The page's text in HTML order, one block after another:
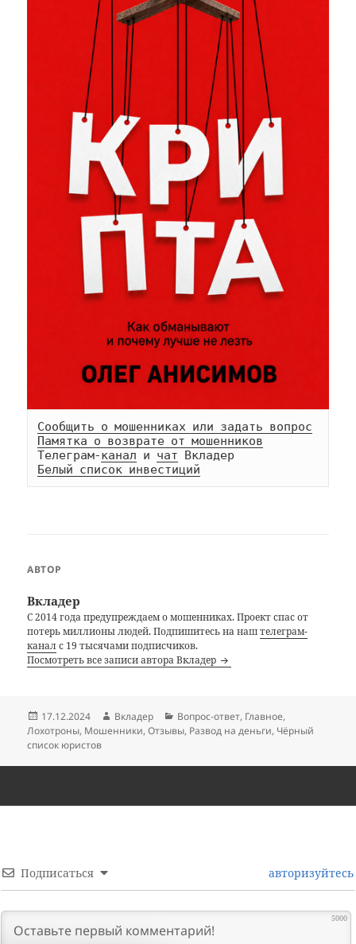
Сообщить о мошенниках или задать вопрос
Памятка о возврате от мошенников
Телеграм-канал и чат
Белый список инвестиций
АВТОР
Вкладер
С 2014 года предупреждаем о мошенниках. Проект спас от
потерь миллионы людей. Подпишитесь на наштелеграм-
каналс 19 тысячами подписчиков.
Посмотреть все записи автора Вкладер
Опубликовано
17.12.2024 Автор
Вкладер Рубрики
Вопрос-ответ, Главное,
Лохотроны, Мошенники,Отзывы, Развод на деньги, Чёрный
список юристов
Подписаться авторизуйтесь
5000